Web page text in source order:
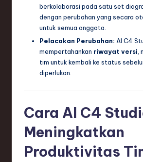
berkolaborasi pada satu set
dengan perubahan yang secara
untuk semua anggota.
Pelacakan Perubahan: AI C4
mempertahankan riwayat versi,
tim untuk kembali ke status
diperlukan.
Cara AI C4
Meningkatkan
Produktivitas